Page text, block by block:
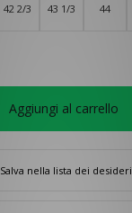
42 2/3 43 1/3 44
Aggiungi al carrello
Salva nella lista dei desideri